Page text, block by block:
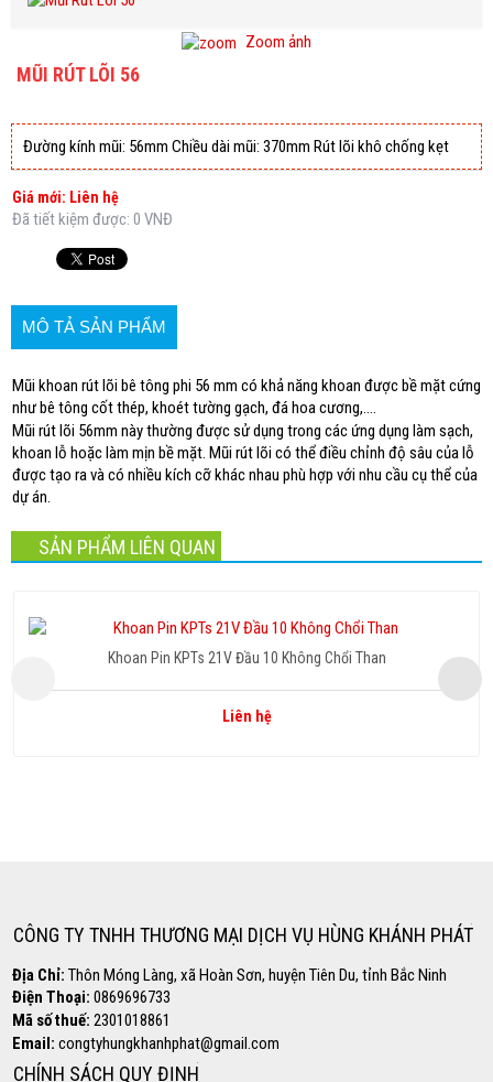
Zoom ảnh
MŨI RÚT LÕI 56
Đường kính mũi: 56mm Chiều dài mũi: 370mm Rút lõi khô chống kẹt
Giá mới: Liên hệ
Đã tiết kiệm được: 0 VNĐ
MÔ TẢ SẢN PHẨM
Mũi khoan rút lõi bê tông phi 56 mm có khả năng khoan được bề mặt cứng
như bê tông cốt thép, khoét tường gạch, đá hoa cương,….
Mũi rút lõi 56mm này thường được sử dụng trong các ứng dụng làm sạch,
khoan lỗ hoặc làm mịn bề mặt. Mũi rút lõi có thể điều chỉnh độ sâu của lỗ
được tạo ra và có nhiều kích cỡ khác nhau phù hợp với nhu cầu cụ thể của
dự án.
SẢN PHẨM LIÊN QUAN
Khoan Pin KPTs 21V Đầu 10 Không Chổi Than
Liên hệ
CÔNG TY TNHH THƯƠNG MẠI DỊCH VỤ HÙNG KHÁNH PHÁT
Địa Chỉ: Thôn Móng Làng, xã Hoàn Sơn, huyện Tiên Du, tỉnh Bắc Ninh
Điện Thoại: 0869696733
Mã số thuế: 2301018861
Email: congtyhungkhanhphat@gmail.com
CHÍNH SÁCH QUY ĐỊNH